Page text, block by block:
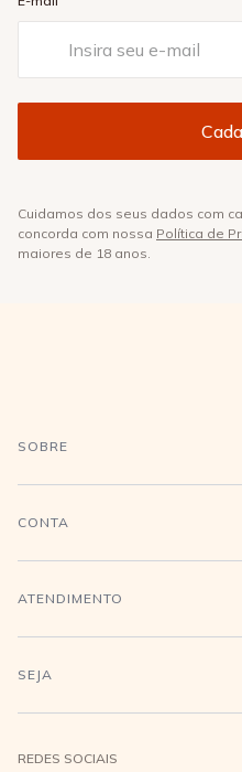
Cuidamos dos seus dados com
concorda com nossa Política de
maiores de 18 anos.
SOBRE
História
Conecte-se
CONTA
Login
Meus pedidos
ATENDIMENTO
Compra Segura
SEJA
REDES SOCIAIS